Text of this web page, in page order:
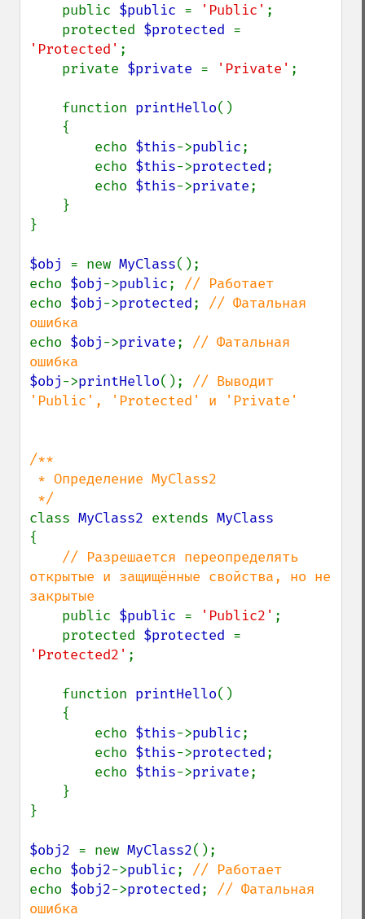
    public
$public = 'Public' ;
    protected
$protected
'Protected' ;
    private
$private = 'Private' ;
    function
printHello()
        echo
$this->public;
        echo
$this->protected;
        echo
$this->private;
}
$obj = new MyClass();
echo $obj->public;
echo $obj->protected; // Фатальная
echo $obj->private; // Фатальная
$obj->printHello(); // Выводит
'Public', 'Protected' и 'Private'
/**
class MyClass2 extends
{
// Разрешается переопределять
открытые и защищённые свойства, но не
закрытые
public $public = 'Public2' ;
    protected
$protected
'Protected2' ;
    function
printHello()
        echo
$this->public;
        echo
$this->protected;
        echo
$this->private;
}
$obj2 = new MyClass2();
echo $obj2->public;
echo $obj2->protected; // Фатальная